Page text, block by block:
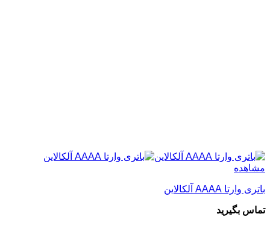
مشاهده
باتری وارتا AAAA آلکالاین
تماس بگیرید